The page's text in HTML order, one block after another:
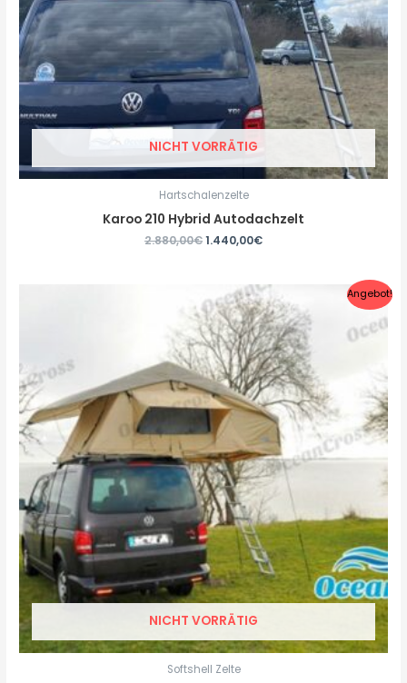
NICHT VORRÄTIG
Hartschalenzelte
Karoo 210 Hybrid Autodachzelt
2.880,00€1.440,00€
Angebot!
NICHT VORRÄTIG
Softshell Zelte